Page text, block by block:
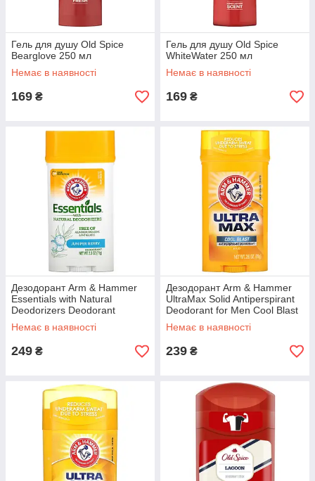
Гель для душу Old Spice
Bearglove 250 мл
Немає в наявності
169 ₴
Гель для душу Old Spice
WhiteWater 250 мл
Немає в наявності
169 ₴
Дезодорант Arm & Hammer
Essentials with Natural
Deodorizers Deodorant
Juniper Berry 71 г
Немає в наявності
249 ₴
Дезодорант Arm & Hammer
UltraMax Solid Antiperspirant
Deodorant for Men Cool Blast
73 г
Немає в наявності
239 ₴